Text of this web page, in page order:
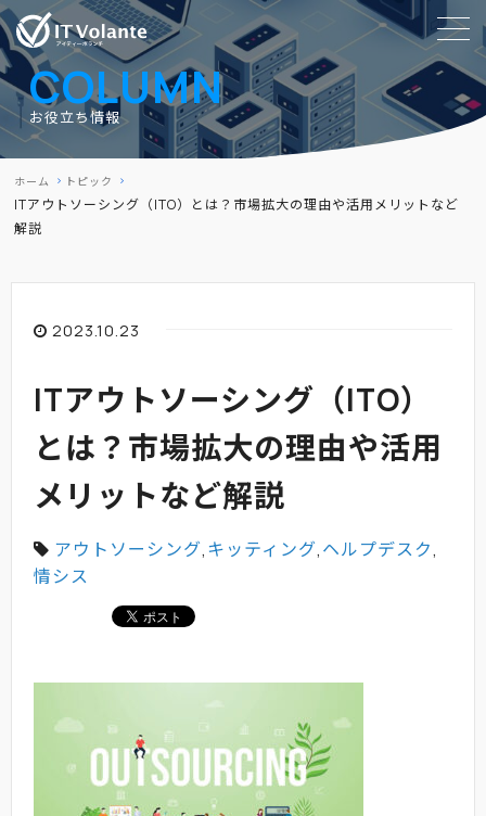
COLUMN
お役立ち情報
ホーム トピック
ITアウトソーシング（ITO）とは？市場拡大の理由や活用メリットなど
解説
2023.10.23
ITアウトソーシング（ITO）
とは？市場拡大の理由や活用
メリットなど解説
アウトソーシング,キッティング,ヘルプデスク,
情シス